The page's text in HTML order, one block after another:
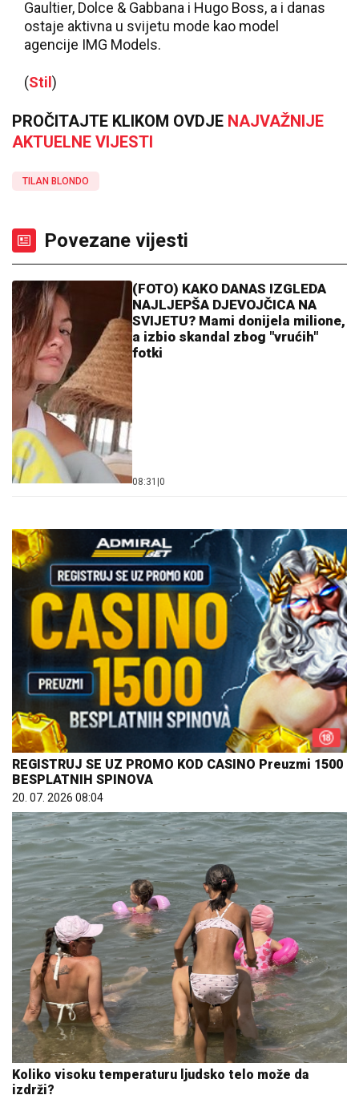
Gaultier, Dolce & Gabbana i Hugo Boss, a i danas
ostaje aktivna u svijetu mode kao model
agencije IMG Models.
(Stil )
PROČITAJTE KLIKOM OVDJE NAJVAŽNIJE
AKTUELNE VIJESTI
TILAN BLONDO
Povezane vijesti
(FOTO) KAKO DANAS IZGLEDA
NAJLJEPŠA DJEVOJČICA NA
SVIJETU? Mami donijela milione,
a izbio skandal zbog "vrućih"
fotki
08:31 0
REGISTRUJ SE UZ PROMO KOD CASINO Preuzmi 1500
BESPLATNIH SPINOVA
20. 07. 2026 08:04
Koliko visoku temperaturu ljudsko telo može da
izdrži?